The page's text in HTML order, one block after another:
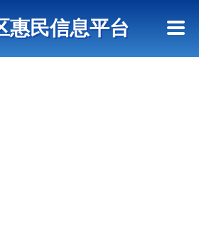
惠民信息平台